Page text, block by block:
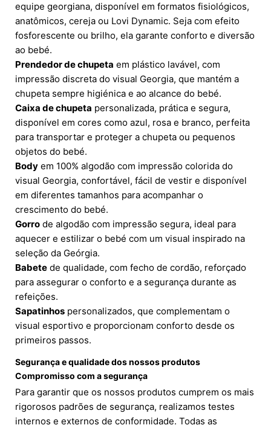
equipe georgiana, disponível em formatos fisiológicos,
anatômicos, cereja ou Lovi Dynamic. Seja com efeito
fosforescente ou brilho, ela garante conforto e diversão
ao bebé.
Prendedor de chupeta em plástico lavável, com
impressão discreta do visual Georgia, que mantém a
chupeta sempre higiénica e ao alcance do bebé.
Caixa de chupeta personalizada, prática e segura,
disponível em cores como azul, rosa e branco, perfeita
para transportar e proteger a chupeta ou pequenos
objetos do bebé.
Body em 100% algodão com impressão colorida do
visual Georgia, confortável, fácil de vestir e disponível
em diferentes tamanhos para acompanhar o
crescimento do bebé.
Gorro de algodão com impressão segura, ideal para
aquecer e estilizar o bebé com um visual inspirado na
seleção da Geórgia.
Babete de qualidade, com fecho de cordão, reforçado
para assegurar o conforto e a segurança durante as
refeições.
Sapatinhos personalizados, que complementam o
visual esportivo e proporcionam conforto desde os
primeiros passos.
Segurança e qualidade dos nossos produtos
Compromisso com a segurança
Para garantir que os nossos produtos cumprem os mais
rigorosos padrões de segurança, realizamos testes
internos e externos de conformidade. Todas as